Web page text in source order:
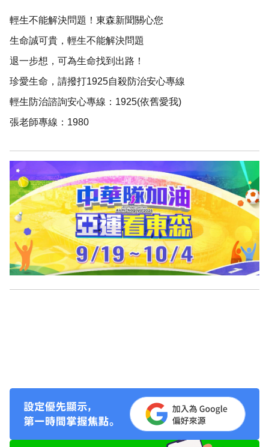
輕生不能解決問題！東森新聞關心您
生命誠可貴，輕生不能解決問題
退一步想，可為生命找到出路！
珍愛生命，請撥打1925自殺防治安心專線
輕生防治諮詢安心專線：1925(依舊愛我)
張老師專線：1980